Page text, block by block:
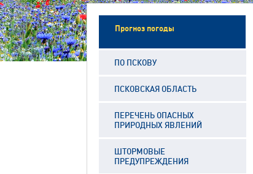
Прогноз погоды
ПО ПСКОВУ
ПСКОВСКАЯ ОБЛАСТЬ
ПЕРЕЧЕНЬ ОПАСНЫХ
ПРИРОДНЫХ ЯВЛЕНИЙ
ШТОРМОВЫЕ
ПРЕДУПРЕЖДЕНИЯ